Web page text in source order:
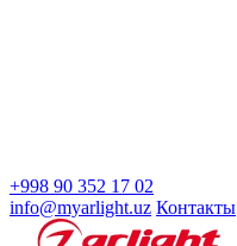
+998 90 352 17 02
info@myarlight.uz Контакты